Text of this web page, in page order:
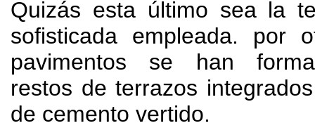
Quizás esta último sea la
sofisticada empleada. por
pavimentos se han
restos de terrazos
de cemento vertido.